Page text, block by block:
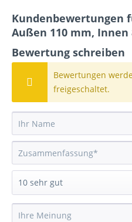
Kundenbewertungen
Außen 110 mm, Innen
Bewertung schreiben
Bewertungen
freigeschaltet.